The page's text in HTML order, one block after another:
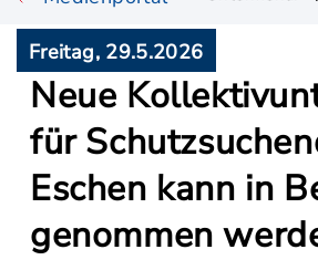
Freitag, 29.5.2026
Neue
für
Eschen kann in
genommen